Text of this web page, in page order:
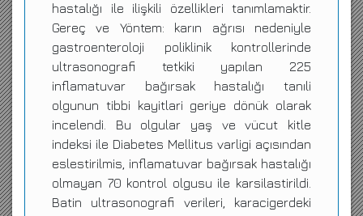
hastalığı ile ilişkili özellikleri tanımlamaktir.
Gereç ve Yöntem: karın ağrısı nedeniyle
gastroenteroloji poliklinik kontrollerinde
ultrasonografi tetkiki yapılan 225
inflamatuvar bağırsak hastalığı tanıli
olgunun tibbi kayitlari geriye dönük olarak
incelendi. Bu olgular yaş ve vücut kitle
indeksi ile Diabetes Mellitus varligi açısından
eslestirilmis, inflamatuvar bağırsak hastalığı
olmayan 70 kontrol olgusu ile karsilastirildi.
Batin ultrasonografi verileri, karacigerdeki